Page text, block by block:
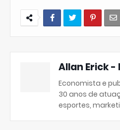
Allan Erick
Economista e
30 anos de
esportes,